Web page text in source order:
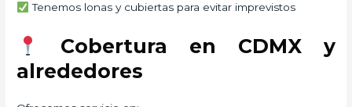
Tenemos lonas y cubiertas para evitar imprevistos
Cobertura en CDMX y
alrededores